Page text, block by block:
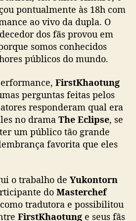
u
e
r
o
l
n
o
p
r
i
m
r
o
f
a
n
pontualmente às 18h com
ao vivo da dupla. O
dos fãs provou em
somos conhecidos
públicos do mundo.
FirstKhaotung
perguntas feitas pelos
responderam qual era
no drama The Eclipse, se
um público tão grande
favorita que eles
o trabalho de Yukontorn
do Masterchef
tradutora e possibilitou
FirstKhaotung e seus fãs